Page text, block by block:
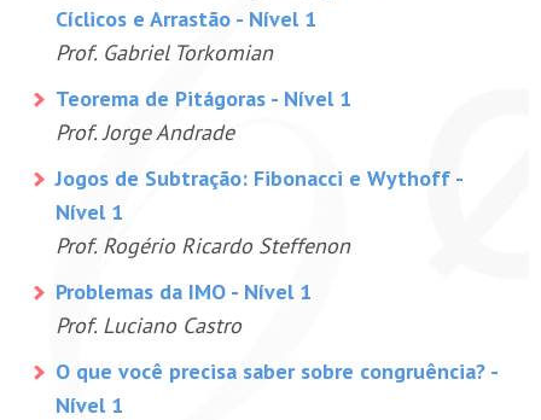
Cíclicos e Arrastão - Nível 1
Prof. Gabriel Torkomian
Teorema de Pitágoras - Nível 1
Prof. Jorge Andrade
Jogos de Subtração: Fibonacci e Wythoff -
Nível 1
Prof. Rogério Ricardo Steffenon
Problemas da IMO - Nível 1
Prof. Luciano Castro
O que você precisa saber sobre congruência? -
Nível 1